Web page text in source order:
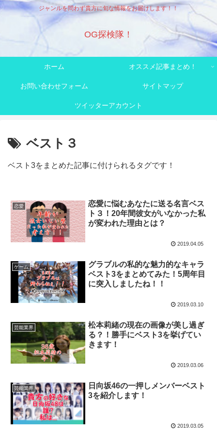
ジャンルを問わず貴方に旬な情報をお届けします！！
OG探検隊！
ホーム オススメ記事まとめ！
お問い合わせフォーム サイトマップ
ツイッターアカウント
ベスト３
ベスト3をまとめた記事に付けられるタグです！
恋愛
恋愛に悩むあなたに送る名言ベス
ト３！20年間彼女がいなかった私
が変われた理由とは？
2019.04.05
ゲーム
グラブルの私的な魅力的なキャラ
ベスト3をまとめてみた！5周年目
に突入しましたね！！
2019.03.10
芸能業界
松本莉緒の現在の画像が美し過ぎ
る？！勝手にベスト3を挙げてい
きます！
2019.03.06
芸能業界
日向坂46の一押しメンバーベスト
3を紹介します！
2019.03.05